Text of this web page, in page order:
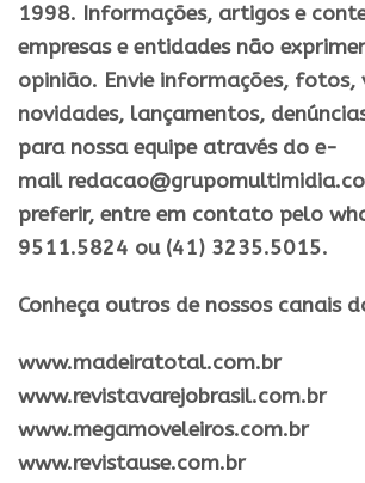
1998. Informações, artigos e
empresas e entidades não
opinião. Envie informações, fotos,
novidades, lançamentos,
para nossa equipe através do e-
mail
preferir, entre em contato pelo
9511.5824 ou (41) 3235.5015.
Conheça outros de nossos canais
​www.madeiratotal.com.br
www.revistavarejobrasil.com.br
www.megamoveleiros.com.br
www.revistause.com.br